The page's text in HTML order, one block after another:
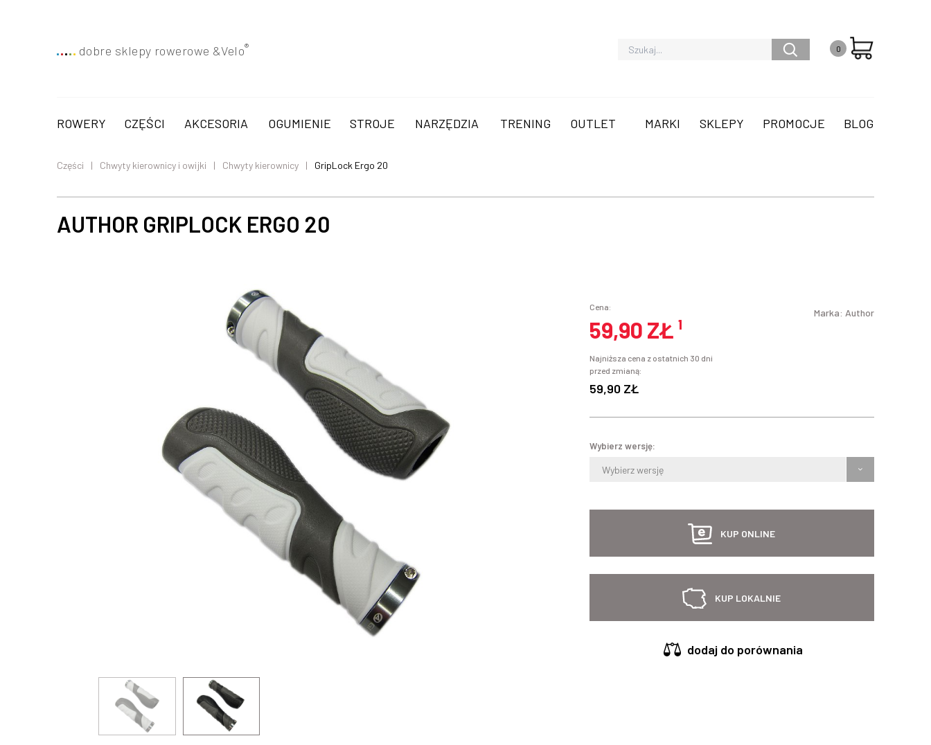
dobre sklepy rowerowe &Velo® 0
ROWERY CZĘŚCI AKCESORIA OGUMIENIE STROJE NARZĘDZIA TRENING OUTLET MARKI SKLEPY PROMOCJE BLOG
Części Chwyty kierownicy i owijki Chwyty kierownicy GripLock Ergo 20
AUTHOR GRIPLOCK ERGO 20
Cena:
59,90 ZŁ¹
Najniższa cena z ostatnich 30 dni
przed zmianą:
59,90 ZŁ
Marka: Author
Wybierz wersję:
Wybierz wersję
KUP ONLINE
KUP LOKALNIE
dodaj do porównania